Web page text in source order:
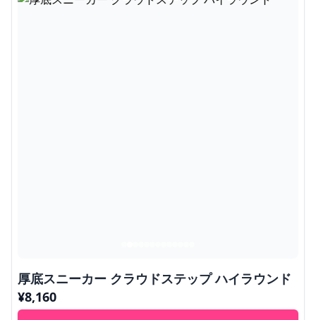
厚底スニーカー クラウドステップ ハイラウンド
¥8,160